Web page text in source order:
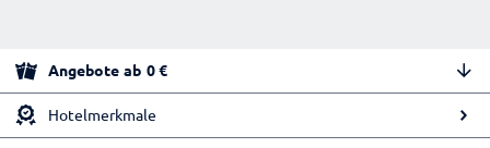
Angebote ab 0€
Hotelmerkmale